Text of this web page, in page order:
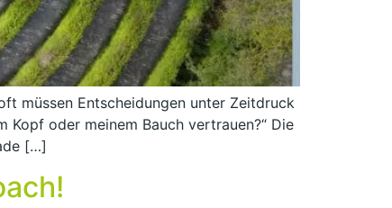
müssen Entscheidungen unter Zeitdruck
oder meinem Bauch vertrauen?“ Die
[…]